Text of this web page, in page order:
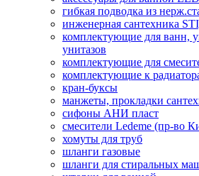
гибкая подводка из
инженерная сантехника
комплектующие для ванн,
унитазов
комплектующие для
комплектующие к
кран-буксы
манжеты, прокладки
сифоны АНИ пласт
смесители Ledeme (пр-во
хомуты для труб
шланги газовые
шланги для стиральных